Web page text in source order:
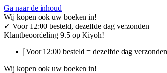
Ga naar de inhoud
Wij kopen ook uw boeken in!
✓ Voor 12:00 besteld, dezelfde dag verzonden
Klantbeoordeling 9.5 op Kiyoh!
Voor 12:00 besteld = dezelfde dag verzonden
Wij kopen ook uw boeken in!